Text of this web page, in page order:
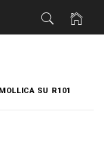
SU R101